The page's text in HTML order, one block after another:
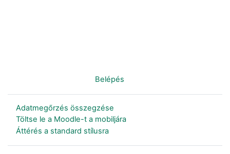
Belépés
Adatmegőrzés összegzése
Töltse le a Moodle-t a mobiljára
Áttérés a standard stílusra